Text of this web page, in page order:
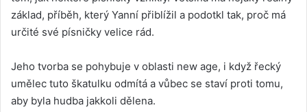
základ, příběh, který Yanní přiblížil a podotkl tak, proč má
určité své písničky velice rád.
Jeho tvorba se pohybuje v oblasti new age, i když řecký
umělec tuto škatulku odmítá a vůbec se staví proti tomu,
aby byla hudba jakkoli dělena.